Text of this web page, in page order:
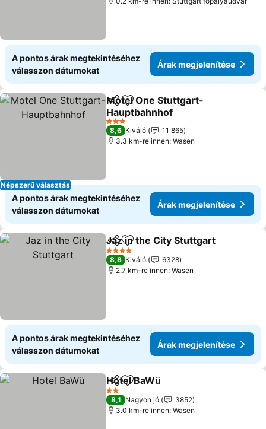
A pontos árak megtekintéséhez
válasszon dátumokat
Árak megjelenítése
Népszerű választás
Megosztás
Hozzáadás a kedvencekhez
Motel One Stuttgart-
Hauptbahnhof
3 Kategória
8,6 Kiváló
11 865
3.3 km-re innen: Wasen
A pontos árak megtekintéséhez
válasszon dátumokat
Árak megjelenítése
Megosztás
Hozzáadás a kedvencekhez
Jaz in the City Stuttgart
4 Kategória
8,8 Kiváló
6328
2.7 km-re innen: Wasen
A pontos árak megtekintéséhez
válasszon dátumokat
Árak megjelenítése
Megosztás
Hozzáadás a kedvencekhez
Hotel BaWü
2 Kategória
8,1 Nagyon jó
3852
3.0 km-re innen: Wasen